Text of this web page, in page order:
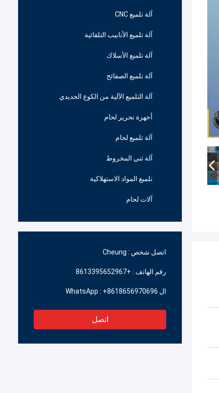
آلة تلميع CNC
آلة تلميع الأنابيب التلقائية
آلة تلميع الأسلاك
آلة تلميع الصفائح
آلة التلميع الآلية من الكوع الحديدي
أجهزة تحرير لحام
آلة تلميع لحام
آلة ثني المخروط
تلميع المواد الاستهلاكية
آلات لحام
اتصل شخص : Cheung
رقم الهاتف : +8613395652967
ال WhatsApp : +8618656970696
اتصل